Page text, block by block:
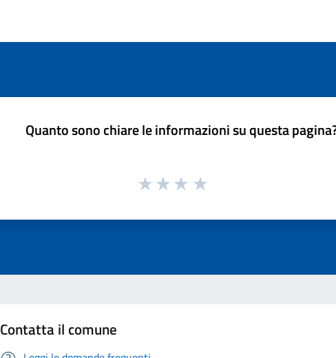
Quanto sono chiare le informazioni su questa
Contatta il comune